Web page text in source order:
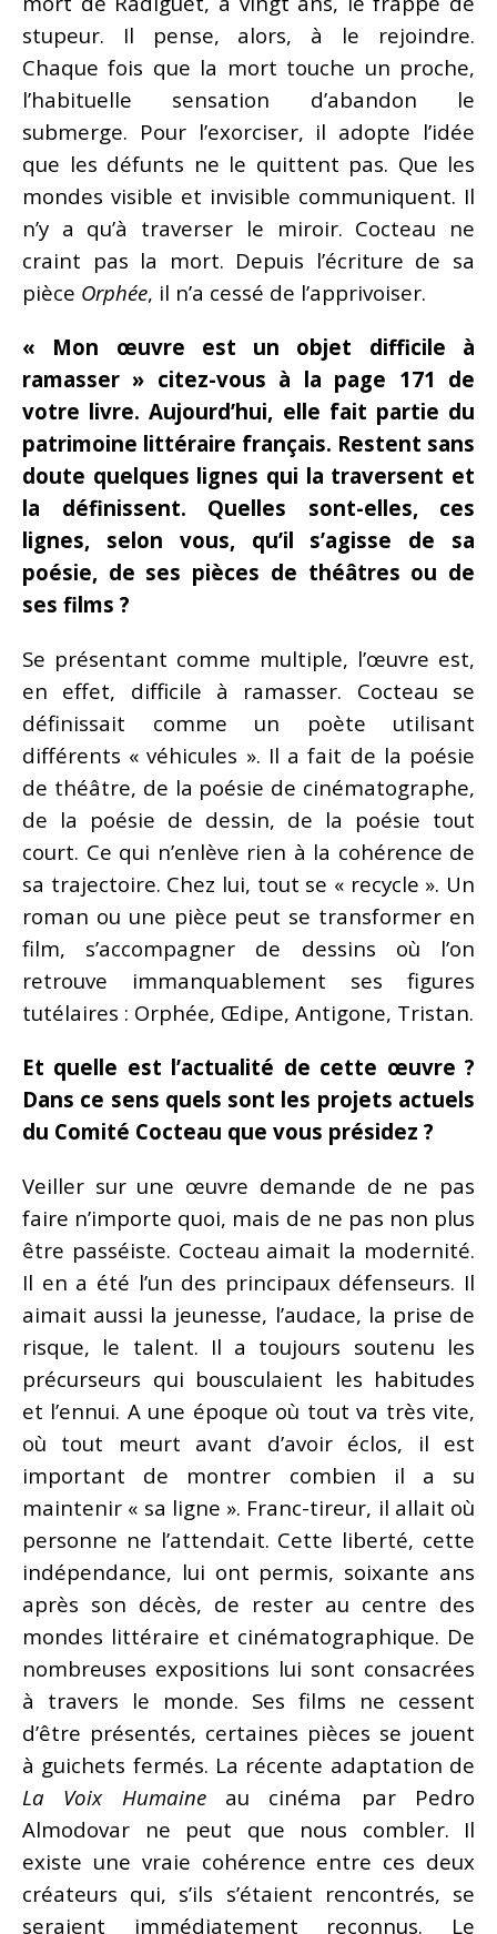
stupeur. Il pense, alors, à le rejoindre.
Chaque fois que la mort touche un proche,
l’habituelle sensation d’abandon le
submerge. Pour l’exorciser, il adopte l’idée
que les défunts ne le quittent pas. Que les
mondes visible et invisible communiquent. Il
n’y a qu’à traverser le miroir. Cocteau ne
craint pas la mort. Depuis l’écriture de sa
pièce Orphée, il n’a cessé de l’apprivoiser.
« Mon œuvre est un objet difficile à
ramasser » citez-vous à la page 171 de
votre livre. Aujourd’hui, elle fait partie du
patrimoine littéraire français. Restent sans
doute quelques lignes qui la traversent et
la définissent. Quelles sont-elles, ces
lignes, selon vous, qu’il s’agisse de sa
poésie, de ses pièces de théâtres ou de
ses films ?
Se présentant comme multiple, l’œuvre est,
en effet, difficile à ramasser. Cocteau se
définissait comme un poète utilisant
différents « véhicules ». Il a fait de la poésie
de théâtre, de la poésie de cinématographe,
de la poésie de dessin, de la poésie tout
court. Ce qui n’enlève rien à la cohérence de
sa trajectoire. Chez lui, tout se « recycle ». Un
roman ou une pièce peut se transformer en
film, s’accompagner de dessins où l’on
retrouve immanquablement ses figures
tutélaires : Orphée, Œdipe, Antigone, Tristan.
Et quelle est l’actualité de cette œuvre ?
Dans ce sens quels sont les projets actuels
du Comité Cocteau que vous présidez ?
Veiller sur une œuvre demande de ne pas
faire n’importe quoi, mais de ne pas non plus
être passéiste. Cocteau aimait la modernité.
Il en a été l’un des principaux défenseurs. Il
aimait aussi la jeunesse, l’audace, la prise de
risque, le talent. Il a toujours soutenu les
précurseurs qui bousculaient les habitudes
et l’ennui. A une époque où tout va très vite,
où tout meurt avant d’avoir éclos, il est
important de montrer combien il a su
maintenir « sa ligne ». Franc-tireur, il allait où
personne ne l’attendait. Cette liberté, cette
indépendance, lui ont permis, soixante ans
après son décès, de rester au centre des
mondes littéraire et cinématographique. De
nombreuses expositions lui sont consacrées
à travers le monde. Ses films ne cessent
d’être présentés, certaines pièces se jouent
à guichets fermés. La récente adaptation de
La Voix Humaine au cinéma par Pedro
Almodovar ne peut que nous combler. Il
existe une vraie cohérence entre ces deux
créateurs qui, s’ils s’étaient rencontrés, se
seraient immédiatement reconnus. Le